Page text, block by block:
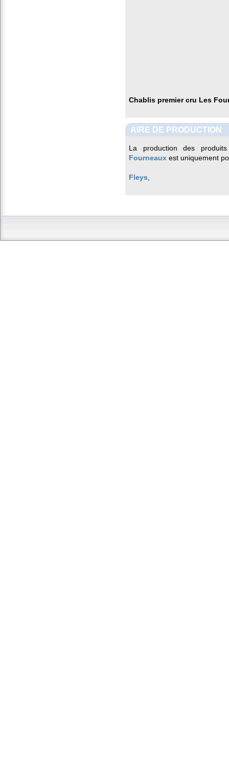
Chablis premier cru Les
AIRE DE PRODUCTION
La production des
Fourneaux est uniquement
Fleys